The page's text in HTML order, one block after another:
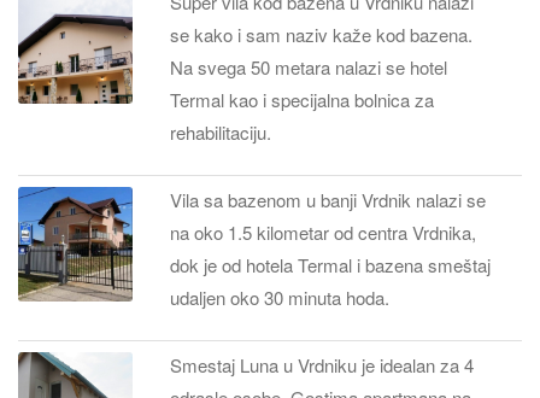
se kako i sam naziv kaže kod bazena.
Na svega 50 metara nalazi se hotel
Termal kao i specijalna bolnica za
rehabilitaciju.
Vila sa bazenom u banji Vrdnik nalazi se
na oko 1.5 kilometar od centra Vrdnika,
dok je od hotela Termal i bazena smeštaj
udaljen oko 30 minuta hoda.
Smestaj Luna u Vrdniku je idealan za 4